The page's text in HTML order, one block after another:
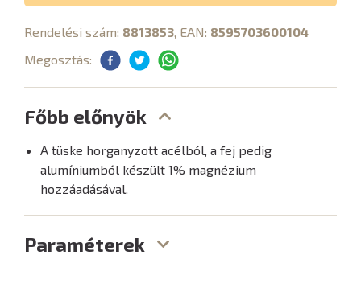
Rendelési szám: 8813853, EAN: 8595703600104
Megosztás:
Főbb előnyök
A tüske horganyzott acélból, a fej pedig
alumíniumból készült 1% magnézium
hozzáadásával.
Paraméterek